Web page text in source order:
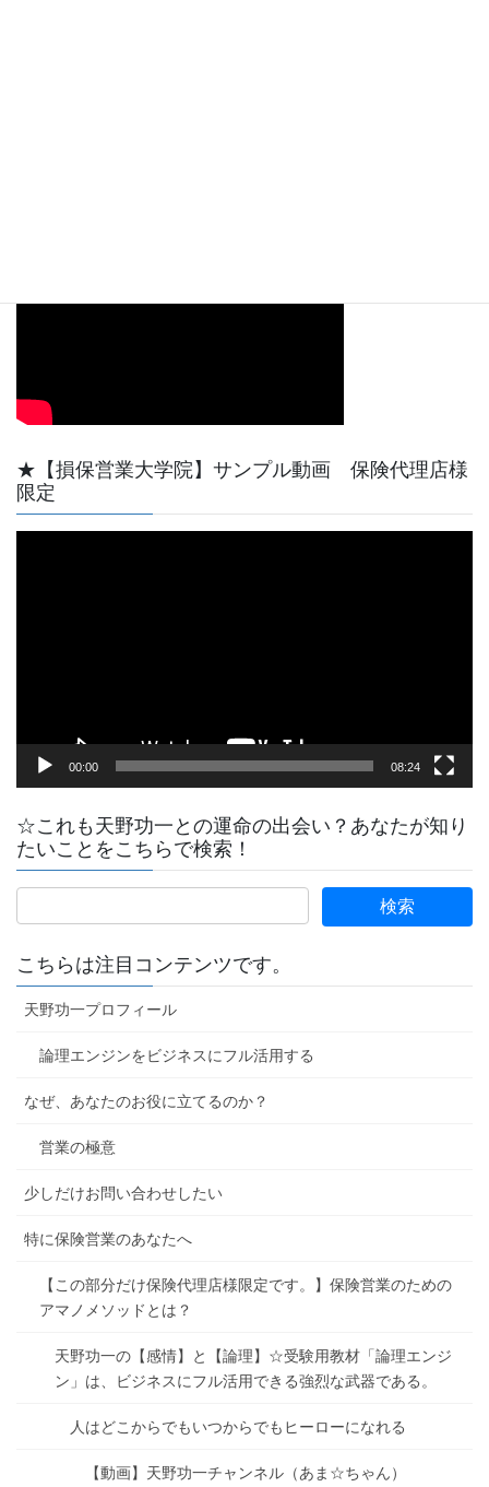
★【損保営業大学院】サンプル動画 保険代理店様
限定
00:00 08:24
☆これも天野功一との運命の出会い？あなたが知り
たいことをこちらで検索！
こちらは注目コンテンツです。
天野功一プロフィール
論理エンジンをビジネスにフル活用する
なぜ、あなたのお役に立てるのか？
営業の極意
少しだけお問い合わせしたい
特に保険営業のあなたへ
【この部分だけ保険代理店様限定です。】保険営業のための
アマノメソッドとは？
天野功一の【感情】と【論理】☆受験用教材「論理エンジ
ン」は、ビジネスにフル活用できる強烈な武器である。
人はどこからでもいつからでもヒーローになれる
【動画】天野功一チャンネル（あま☆ちゃん）